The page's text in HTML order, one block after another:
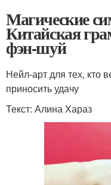
Магические
Китайская
фэн-шуй
Нейл-арт для тех, кто
приносить удачу
Текст: Алина Хараз